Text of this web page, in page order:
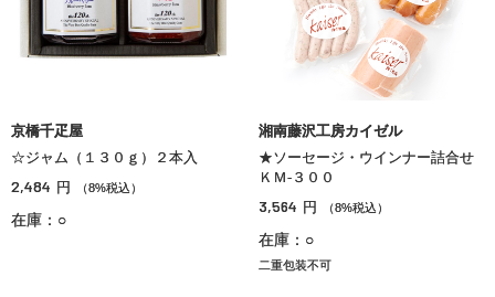
京橋千疋屋
☆ジャム（１３０ｇ）２本入
2,484 円 （8%税込）
在庫：○
湘南藤沢工房カイゼル
★ソーセージ・ウインナー詰合せ
ＫＭ‐３００
3,564 円 （8%税込）
在庫：○
二重包装不可